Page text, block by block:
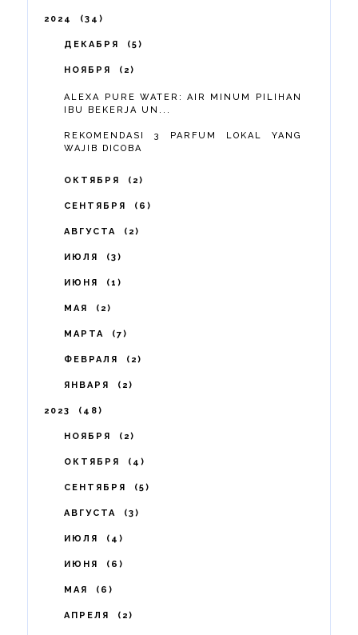
2024 34
ДЕКАБРЯ 5
НОЯБРЯ 2
ALEXA PURE WATER: AIR MINUM PILIHAN
IBU BEKERJA UN...
REKOMENDASI 3 PARFUM LOKAL YANG
WAJIB DICOBA
ОКТЯБРЯ 2
СЕНТЯБРЯ 6
АВГУСТА 2
ИЮЛЯ 3
ИЮНЯ 1
МАЯ 2
МАРТА 7
ФЕВРАЛЯ 2
ЯНВАРЯ 2
2023 48
НОЯБРЯ 2
ОКТЯБРЯ 4
СЕНТЯБРЯ 5
АВГУСТА 3
ИЮЛЯ 4
ИЮНЯ 6
МАЯ 6
АПРЕЛЯ 2